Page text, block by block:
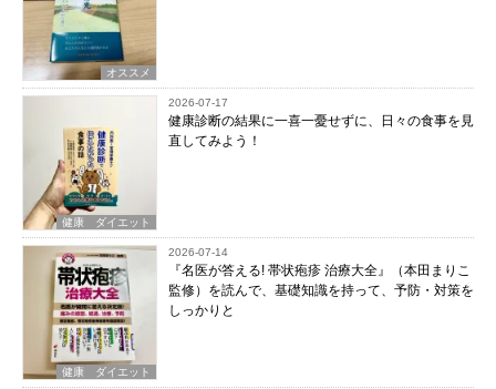
オススメ
健康 ダイエット
2026-07-17
健康診断の結果に一喜一憂せずに、日々の食事を見
直してみよう！
健康 ダイエット
2026-07-14
『名医が答える! 帯状疱疹 治療大全』（本田まりこ
監修）を読んで、基礎知識を持って、予防・対策を
しっかりと